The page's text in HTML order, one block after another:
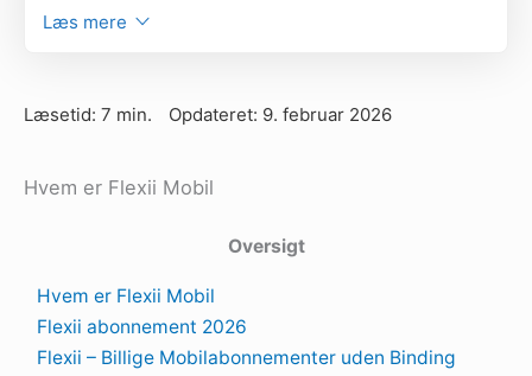
Læs mere
Læsetid: 7 min. Opdateret: 9. februar 2026
Hvem er Flexii Mobil
Oversigt
Hvem er Flexii Mobil
Flexii abonnement 2026
Flexii – Billige Mobilabonnementer uden Binding